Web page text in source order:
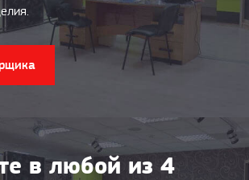
в любой из 4